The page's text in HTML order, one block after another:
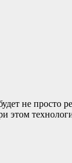
не просто
этом